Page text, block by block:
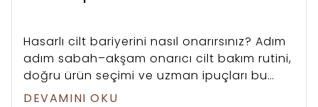
Hasarlı cilt bariyerini nasıl onarırsınız? Adım
adım sabah–akşam onarıcı cilt bakım rutini,
doğru ürün seçimi ve uzman ipuçları bu
rehberde.
DEVAMINI OKU